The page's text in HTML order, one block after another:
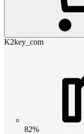
K2key_com
82%